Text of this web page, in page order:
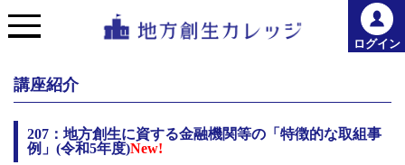
ログイン
講座紹介
207：地方創生に資する金融機関等の「特徴的な取組事
例」(令和5年度)New!